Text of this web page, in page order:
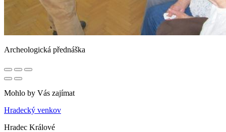
Archeologická přednáška
Mohlo by Vás zajímat
Hradecký venkov
Hradec Králové